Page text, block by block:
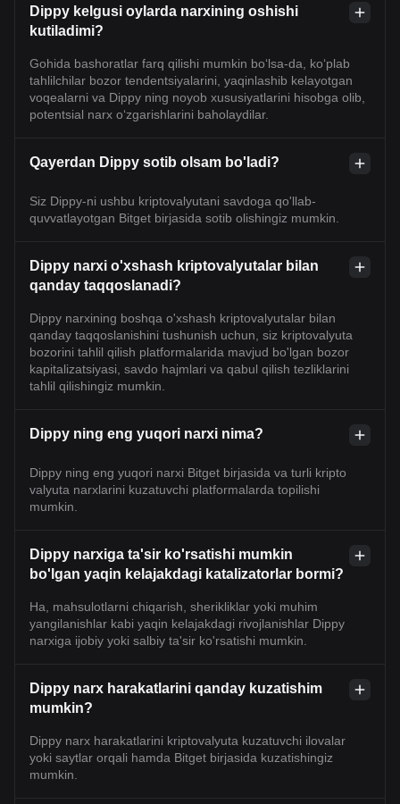
Dippy kelgusi oylarda narxining oshishi
kutiladimi?
Gohida bashoratlar farq qilishi mumkin bo‘lsa-da, ko‘plab
tahlilchilar bozor tendentsiyalarini, yaqinlashib kelayotgan
voqealarni va Dippy ning noyob xususiyatlarini hisobga olib,
potentsial narx o‘zgarishlarini baholaydilar.
Qayerdan Dippy sotib olsam bo'ladi?
Siz Dippy-ni ushbu kriptovalyutani savdoga qo'llab-
quvvatlayotgan Bitget birjasida sotib olishingiz mumkin.
Dippy narxi o'xshash kriptovalyutalar bilan
qanday taqqoslanadi?
Dippy narxining boshqa o'xshash kriptovalyutalar bilan
qanday taqqoslanishini tushunish uchun, siz kriptovalyuta
bozorini tahlil qilish platformalarida mavjud bo'lgan bozor
kapitalizatsiyasi, savdo hajmlari va qabul qilish tezliklarini
tahlil qilishingiz mumkin.
Dippy ning eng yuqori narxi nima?
Dippy ning eng yuqori narxi Bitget birjasida va turli kripto
valyuta narxlarini kuzatuvchi platformalarda topilishi
mumkin.
Dippy narxiga ta'sir ko'rsatishi mumkin
bo'lgan yaqin kelajakdagi katalizatorlar bormi?
Ha, mahsulotlarni chiqarish, sherikliklar yoki muhim
yangilanishlar kabi yaqin kelajakdagi rivojlanishlar Dippy
narxiga ijobiy yoki salbiy ta'sir ko'rsatishi mumkin.
Dippy narx harakatlarini qanday kuzatishim
mumkin?
Dippy narx harakatlarini kriptovalyuta kuzatuvchi ilovalar
yoki saytlar orqali hamda Bitget birjasida kuzatishingiz
mumkin.